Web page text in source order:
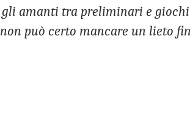
gli amanti tra preliminari e
non può certo mancare un lieto